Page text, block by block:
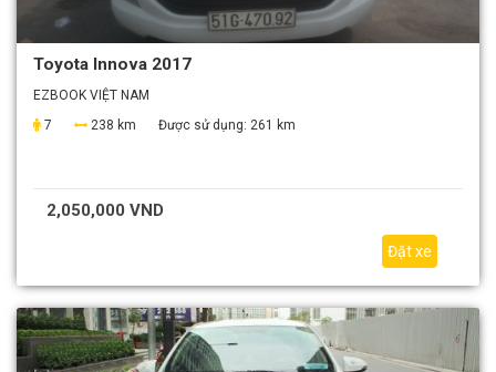
Toyota Innova 2017
EZBOOK VIỆT NAM
7
238 km Được sử dụng: 261 km
2,050,000 VND
Đặt xe